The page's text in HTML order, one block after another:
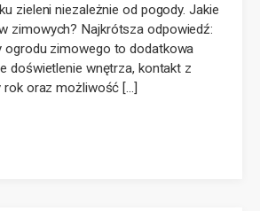
zieleni niezależnie od pogody. Jakie
zimowych? Najkrótsza odpowiedź:
ogrodu zimowego to dodatkowa
doświetlenie wnętrza, kontakt z
rok oraz możliwość […]